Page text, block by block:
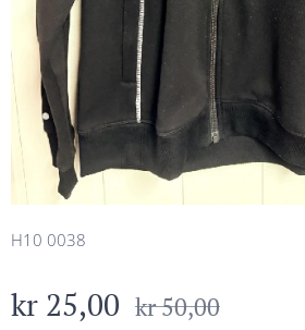
H10 0038
kr 25,00 kr50,00